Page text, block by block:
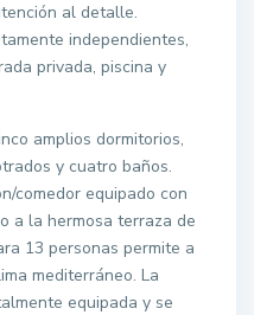
al detalle.
independientes,
privada, piscina y
amplios dormitorios,
y cuatro baños.
comedor equipado con
a la hermosa terraza de
13 personas permite a
mediterráneo. La
equipada y se